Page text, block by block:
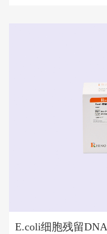
E.coli细胞残留